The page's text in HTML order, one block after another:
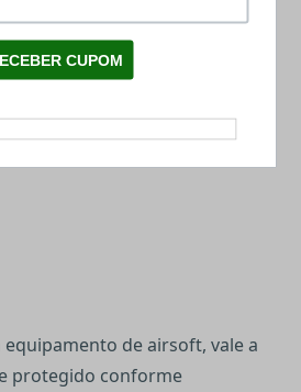
de polimento e sem
de airsoft, vale a
protegido conforme